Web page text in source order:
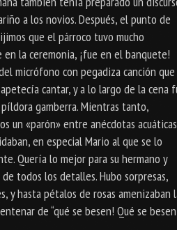
a los novios. Después, el punto de
que el párroco tuvo mucho
la ceremonia, ¡fue en el banquete!
micrófono con pegadiza canción que
cantar, y a lo largo de la cena
gamberra. Mientras tanto,
un «parón» entre anécdotas
en especial Mario al que se lo
Quería lo mejor para su hermano y
todos los detalles. Hubo sorpresas,
y hasta pétalos de rosas amenizaban
de “qué se besen! Qué se